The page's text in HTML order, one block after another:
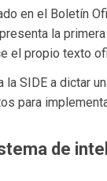
en el Boletín
la
el propio texto
la SIDE a dictar
para
de